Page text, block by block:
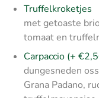
Truffelkroketjes
met getoaste
tomaat en
Carpaccio (+
dungesneden
Grana Padano,